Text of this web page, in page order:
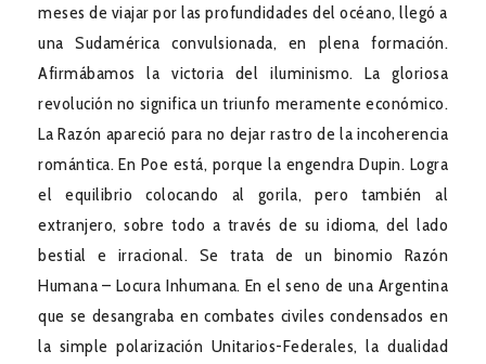
meses de viajar por las profundidades del océano, llegó a
una Sudamérica convulsionada, en plena formación.
Afirmábamos la victoria del iluminismo. La gloriosa
revolución no significa un triunfo meramente económico.
La Razón apareció para no dejar rastro de la incoherencia
romántica. En Poe está, porque la engendra Dupin. Logra
el equilibrio colocando al gorila, pero también al
extranjero, sobre todo a través de su idioma, del lado
bestial e irracional. Se trata de un binomio Razón
Humana – Locura Inhumana. En el seno de una Argentina
que se desangraba en combates civiles condensados en
la simple polarización Unitarios-Federales, la dualidad